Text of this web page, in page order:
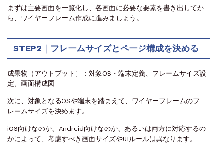
まずは主要画面を一覧化し、各画面に必要な要素を書き出してか
ら、ワイヤーフレーム作成に進みましょう。
STEP2｜フレームサイズとページ構成を決める
成果物（アウトプット）：対象OS・端末定義、フレームサイズ設
定、画面構成図
次に、対象となるOSや端末を踏まえて、ワイヤーフレームのフ
レームサイズを決めます。
iOS向けなのか、Android向けなのか、あるいは両方に対応するの
かによって、考慮すべき画面サイズやUIルールは異なります。